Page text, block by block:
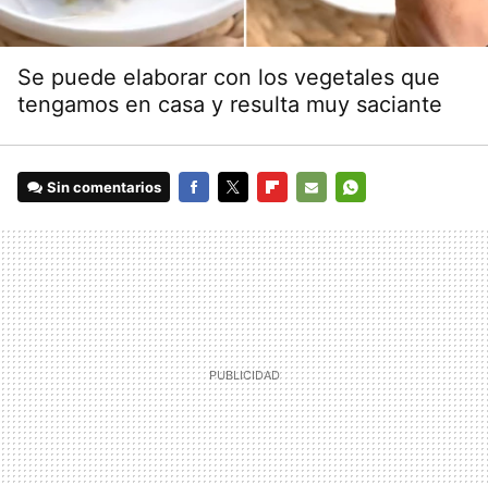
Se puede elaborar con los vegetales que
tengamos en casa y resulta muy saciante
Sin comentarios
MAIL